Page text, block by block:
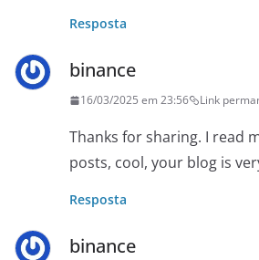
Resposta
binance
16/03/2025 em 23:56 Link
Thanks for sharing. I read
posts, cool, your blog is
Resposta
binance